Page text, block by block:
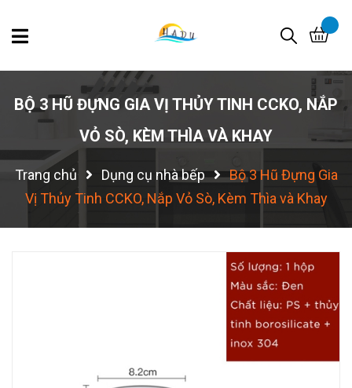
BỘ 3 HŨ ĐỰNG GIA VỊ THỦY TINH CCKO, NẮP
VỎ SÒ, KÈM THÌA VÀ KHAY
Trang chủ Dụng cụ nhà bếp
Bộ 3 Hũ Đựng Gia
Vị Thủy Tinh CCKO, Nắp Vỏ Sò, Kèm Thìa và Khay